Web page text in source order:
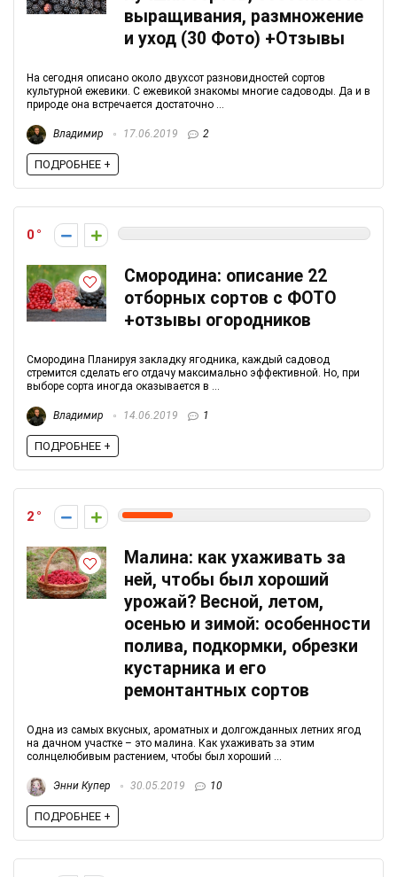
выращивания, размножение
и уход (30 Фото) +Отзывы
На сегодня описано около двухсот разновидностей сортов
культурной ежевики. С ежевикой знакомы многие садоводы. Да и в
природе она встречается достаточно ...
Владимир 17.06.2019 2
ПОДРОБНЕЕ +
0
Смородина: описание 22
отборных сортов с ФОТО
+отзывы огородников
Смородина Планируя закладку ягодника, каждый садовод
стремится сделать его отдачу максимально эффективной. Но, при
выборе сорта иногда оказывается в ...
Владимир 14.06.2019 1
ПОДРОБНЕЕ +
2
Малина: как ухаживать за
ней, чтобы был хороший
урожай? Весной, летом,
осенью и зимой: особенности
полива, подкормки, обрезки
кустарника и его
ремонтантных сортов
Одна из самых вкусных, ароматных и долгожданных летних ягод
на дачном участке – это малина. Как ухаживать за этим
солнцелюбивым растением, чтобы был хороший ...
Энни Купер 30.05.2019 10
ПОДРОБНЕЕ +